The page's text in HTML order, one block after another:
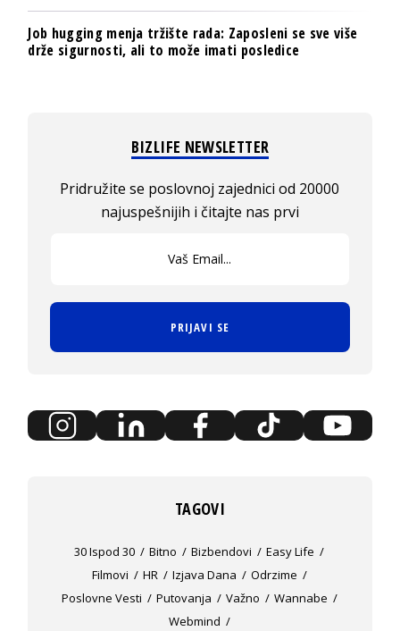
Job hugging menja tržište rada: Zaposleni se sve više
drže sigurnosti, ali to može imati posledice
BIZLIFE NEWSLETTER
Pridružite se poslovnoj zajednici od 20000
najuspešnijih i čitajte nas prvi
PRIJAVI SE
TAGOVI
30 Ispod 30 Bitno Bizbendovi
Easy Life
Filmovi
HR Izjava Dana
Odrzime
Poslovne Vesti
Putovanja Važno
Wannabe
Webmind